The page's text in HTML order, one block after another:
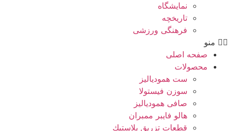
نمایشگاه
تاريخچه
فرهنگی ورزشی
منو
صفحه اصلی
محصولات
ست همودیالیز
سوزن فیستولا
صافی همودیالیز
هالو فایبر ممبران
قطعات تزريق پلاستيك